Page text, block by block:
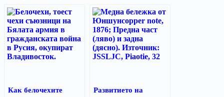
Как белочехите
Развитието на